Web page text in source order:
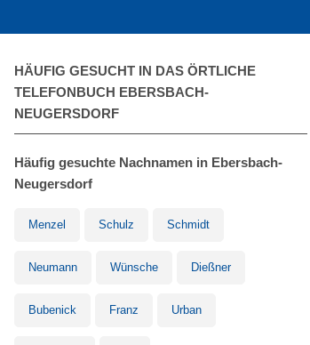
HÄUFIG GESUCHT IN DAS ÖRTLICHE
TELEFONBUCH EBERSBACH-
NEUGERSDORF
Häufig gesuchte Nachnamen in Ebersbach-
Neugersdorf
Menzel Schulz Schmidt
Neumann Wünsche Dießner
Bubenick Franz Urban